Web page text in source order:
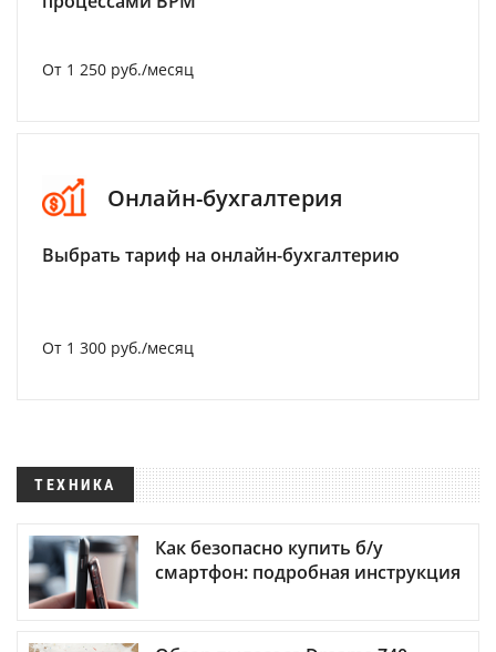
От 1 250 руб./месяц
Онлайн-бухгалтерия
Выбрать тариф на онлайн-бухгалтерию
От 1 300 руб./месяц
ТЕХНИКА
Как безопасно купить б/у
смартфон: подробная инструкция